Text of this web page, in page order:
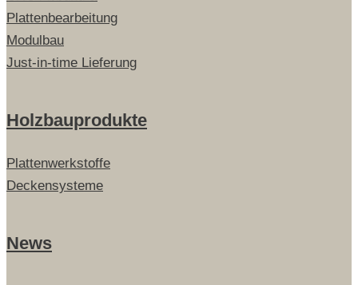
Plattenbearbeitung
Modulbau
Just-in-time Lieferung
Holzbauprodukte
Plattenwerkstoffe
Deckensysteme
News